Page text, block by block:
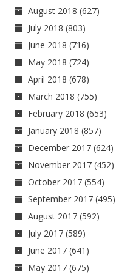
August 2018 (627)
July 2018 (803)
June 2018 (716)
May 2018 (724)
April 2018 (678)
March 2018 (755)
February 2018 (653)
January 2018 (857)
December 2017 (624)
November 2017 (452)
October 2017 (554)
September 2017 (495)
August 2017 (592)
July 2017 (589)
June 2017 (641)
May 2017 (675)